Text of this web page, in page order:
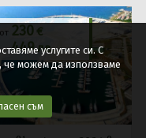
от 230 €
449лв.
услугите си. С
че можем да използваме
съм